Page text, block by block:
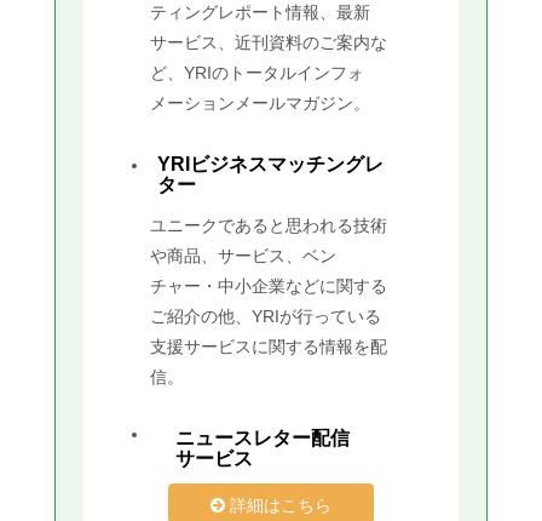
ティングレポート情報、最新
サービス、近刊資料のご案内な
ど、YRIのトータルインフォ
メーションメールマガジン。
YRIビジネスマッチングレ
ター
ユニークであると思われる技術
や商品、サービス、ベン
チャー・中小企業などに関する
ご紹介の他、YRIが行っている
支援サービスに関する情報を配
信。
ニュースレター配信
サービス
詳細はこちら